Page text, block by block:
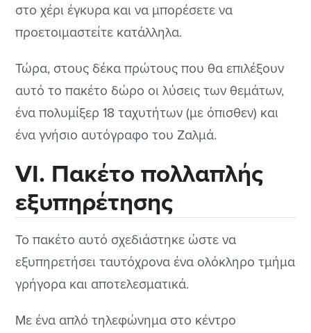
στο χέρι έγκυρα και να μπορέσετε να
προετοιμαστείτε κατάλληλα.
Τώρα, στους δέκα πρώτους που θα επιλέξουν
αυτό το πακέτο δώρο οι λύσεις των θεμάτων,
ένα πολυμίξερ 18 ταχυτήτων (με όπισθεν) και
ένα γνήσιο αυτόγραφο του Ζαλμά.
VI. Πακέτο πολλαπλής
εξυπηρέτησης
Το πακέτο αυτό σχεδιάστηκε ώστε να
εξυπηρετήσει ταυτόχρονα ένα ολόκληρο τμήμα
γρήγορα και αποτελεσματικά.
Με ένα απλό τηλεφώνημα στο κέντρο